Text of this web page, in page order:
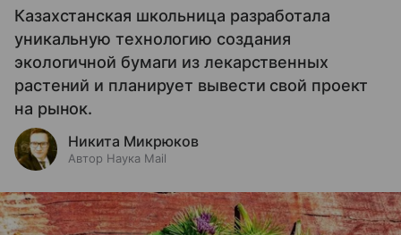
Казахстанская школьница разработала
уникальную технологию создания
экологичной бумаги из лекарственных
растений и планирует вывести свой проект
на рынок.
Никита Микрюков
Автор Наука Mail